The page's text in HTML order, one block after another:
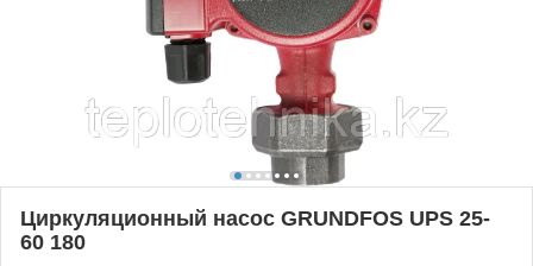
Циркуляционный насос GRUNDFOS UPS 25-
60 180